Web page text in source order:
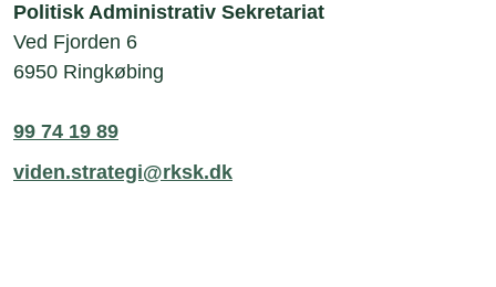
Politisk Administrativ Sekretariat
Ved Fjorden 6
6950 Ringkøbing
99 74 19 89
viden.strategi@rksk.dk